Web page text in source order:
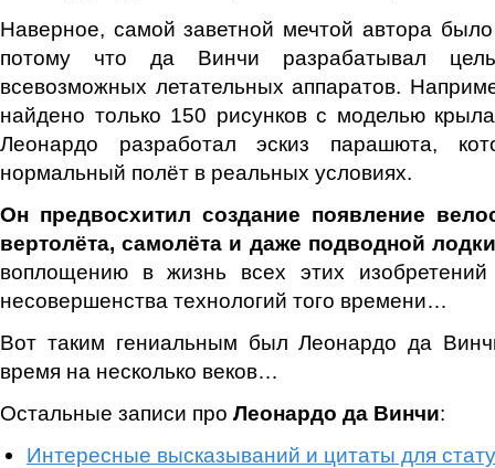
Наверное, самой заветной мечтой автора было
потому что да Винчи разрабатывал
всевозможных летательных аппаратов.
найдено только 150 рисунков с моделью
Леонардо разработал эскиз парашюта,
нормальный полёт в реальных условиях.
Он предвосхитил создание появление
вертолёта, самолёта и даже подводной
воплощению в жизнь всех этих
несовершенства технологий того времени…
Вот таким гениальным был Леонардо да
время на несколько веков…
Остальные записи про Леонардо да Винчи:
Интересные высказываний и цитаты для